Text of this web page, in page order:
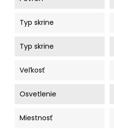
Typ skrine
Typ skrine
Veľkosť
Osvetlenie
Miestnosť